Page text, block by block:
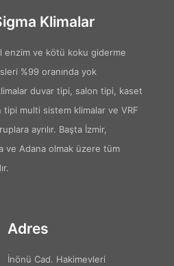
Klimalar
enzim ve kötü koku giderme
%99 oranında yok
duvar tipi, salon tipi, kaset
tipi multi sistem klimalar ve VRF
ayrılır. Başta İzmir,
ve Adana olmak üzere tüm
Adres
İnönü Cad. Hakimevleri